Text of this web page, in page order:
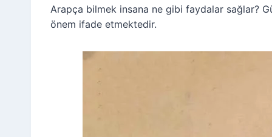
r
e
o
r
e
Arapça bilmek insana ne gibi faydalar sağlar?
önem ifade etmektedir.